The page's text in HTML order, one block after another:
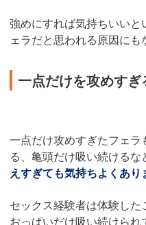
強めにすれば気持ちいい
ェラだと思われる原因にも
一点だけを攻めすぎ
一点だけ攻めすぎたフェ
る、亀頭だけ吸い続けるな
えすぎても気持ちよくあり
セックス経験者は体験し
おっぱいだけ吸い続けら